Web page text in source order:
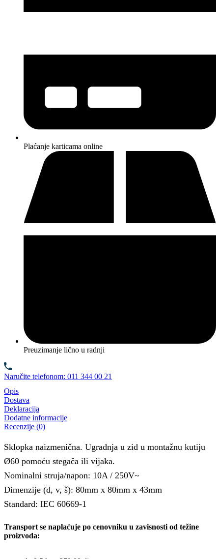
Plaćanje karticama online
Preuzimanje lično u radnji
Naručite telefonom: 011 344 00 21
Opis
Dostava
Deklaracija
Dodatne informacije
Recenzije (0)
Sklopka naizmenična. Ugradnja u zid u montažnu kutiju
Ø60 pomoću stegača ili vijaka.
Nominalni struja/napon: 10A / 250V~
Dimenzije (d, v, š): 80mm x 80mm x 43mm
Standard: IEC 60669-1
Transport se naplaćuje po cenovniku u zavisnosti od težine
proizvoda: